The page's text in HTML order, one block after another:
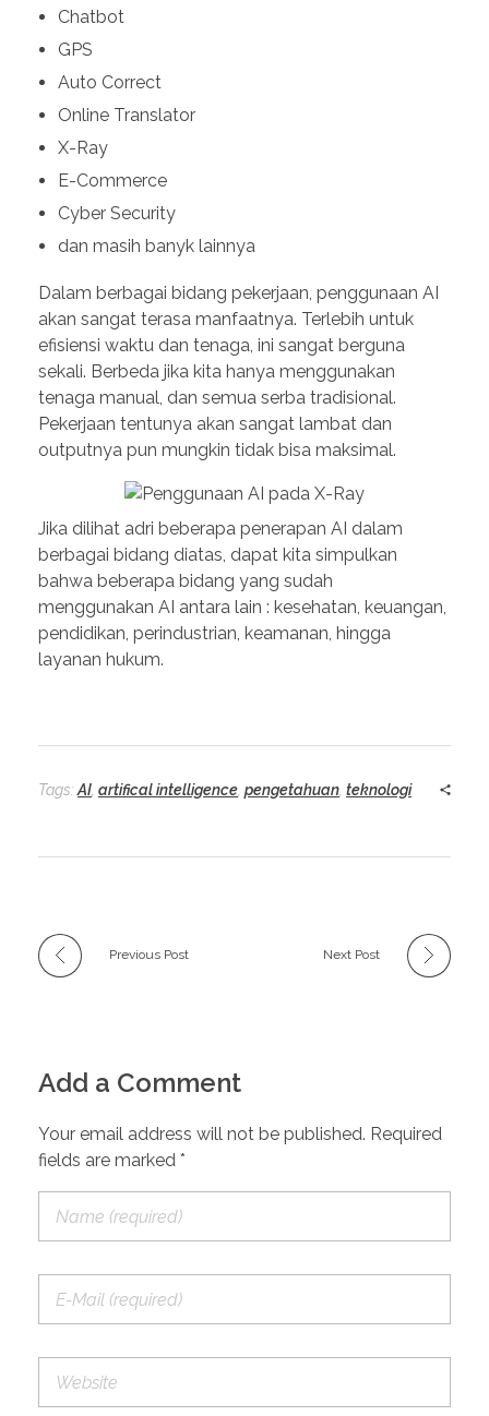
Chatbot
GPS
Auto Correct
Online Translator
X-Ray
E-Commerce
Cyber Security
dan masih banyk lainnya
Dalam berbagai bidang pekerjaan, penggunaan AI
akan sangat terasa manfaatnya. Terlebih untuk
efisiensi waktu dan tenaga, ini sangat berguna
sekali. Berbeda jika kita hanya menggunakan
tenaga manual, dan semua serba tradisional.
Pekerjaan tentunya akan sangat lambat dan
outputnya pun mungkin tidak bisa maksimal.
Jika dilihat adri beberapa penerapan AI dalam
berbagai bidang diatas, dapat kita simpulkan
bahwa beberapa bidang yang sudah
menggunakan AI antara lain : kesehatan, keuangan,
pendidikan, perindustrian, keamanan, hingga
layanan hukum.
Tags: AI artifical intelligence pengetahuan teknologi
Previous Post Next Post
Add a Comment
Your email address will not be published. Required
fields are marked *